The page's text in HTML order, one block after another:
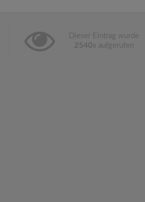
Dieser Eintrag wurde
2540x aufgerufen